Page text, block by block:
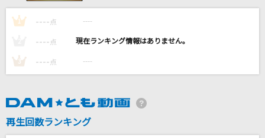
会いにKiTE!(2025 9人 ver.)
if
Kimeru
1 ---- 点 ----
---- 点 ----
3 ---- 点 ----
再生回数ランキング